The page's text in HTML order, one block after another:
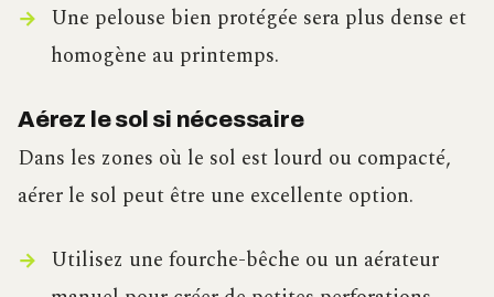
Une pelouse bien protégée sera plus dense et
homogène au printemps.
Aérez le sol si nécessaire
Dans les zones où le sol est lourd ou compacté,
aérer le sol peut être une excellente option.
Utilisez une fourche-bêche ou un aérateur